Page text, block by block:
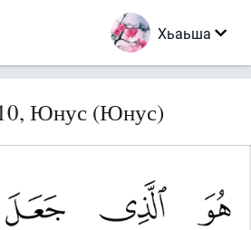
Хьаьша
Юнус (Юнус)